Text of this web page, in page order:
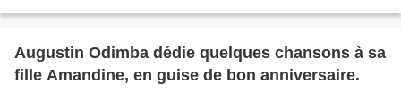
Augustin Odimba dédie quelques chansons à sa
fille Amandine, en guise de bon anniversaire.